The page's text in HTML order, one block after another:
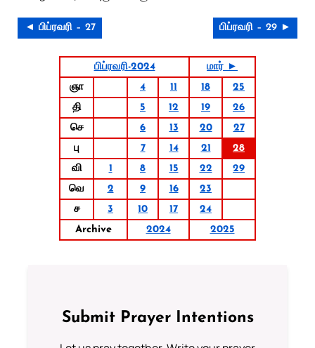
◄ பிப்ரவரி – 27 பிப்ரவரி – 29 ►
பிப்ரவரி-2024
மார் ►
ஞா
4 11 18
25
தி
5 12 19
26
செ
6 13 20
27
பு
7 14 21
28
வி
1 8 15 22
29
வெ
2 9 16
23
ச
3 10 17
24
Archive
2024 2025
Submit Prayer Intentions